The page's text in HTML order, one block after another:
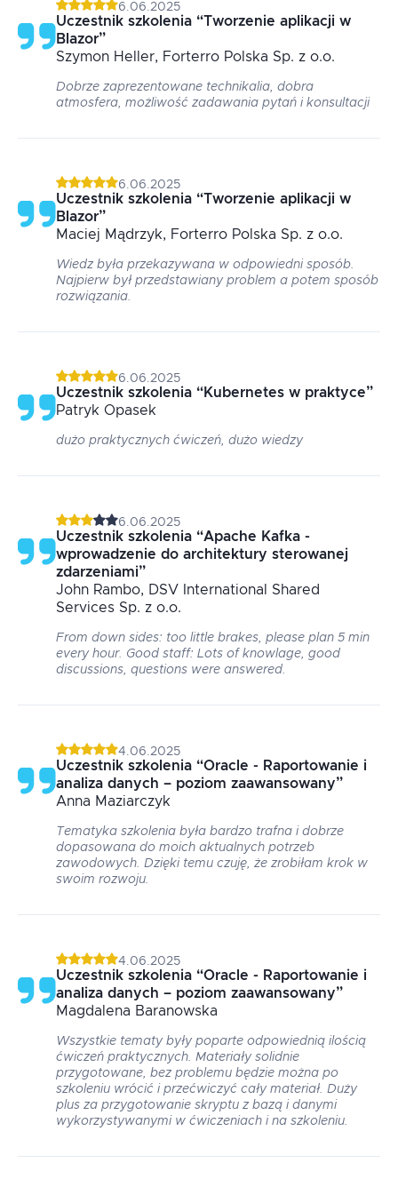
6.06.2025
Uczestnik szkolenia “Tworzenie aplikacji w
Blazor”
Szymon Heller, Forterro Polska Sp. z o.o.
Dobrze zaprezentowane technikalia, dobra
atmosfera, możliwość zadawania pytań i konsultacji
6.06.2025
Uczestnik szkolenia “Tworzenie aplikacji w
Blazor”
Maciej Mądrzyk, Forterro Polska Sp. z o.o.
Wiedz była przekazywana w odpowiedni sposób.
Najpierw był przedstawiany problem a potem sposób
rozwiązania.
6.06.2025
Uczestnik szkolenia “Kubernetes w praktyce”
Patryk Opasek
dużo praktycznych ćwiczeń, dużo wiedzy
6.06.2025
Uczestnik szkolenia “Apache Kafka -
wprowadzenie do architektury sterowanej
zdarzeniami”
John Rambo, DSV International Shared
Services Sp. z o.o.
From down sides: too little brakes, please plan 5 min
every hour. Good staff: Lots of knowlage, good
discussions, questions were answered.
4.06.2025
Uczestnik szkolenia “Oracle - Raportowanie i
analiza danych – poziom zaawansowany”
Anna Maziarczyk
Tematyka szkolenia była bardzo trafna i dobrze
dopasowana do moich aktualnych potrzeb
zawodowych. Dzięki temu czuję, że zrobiłam krok w
swoim rozwoju.
4.06.2025
Uczestnik szkolenia “Oracle - Raportowanie i
analiza danych – poziom zaawansowany”
Magdalena Baranowska
Wszystkie tematy były poparte odpowiednią ilością
ćwiczeń praktycznych. Materiały solidnie
przygotowane, bez problemu będzie można po
szkoleniu wrócić i przećwiczyć cały materiał. Duży
plus za przygotowanie skryptu z bazą i danymi
wykorzystywanymi w ćwiczeniach i na szkoleniu.